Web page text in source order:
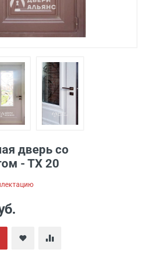
дверь со
- ТХ 20